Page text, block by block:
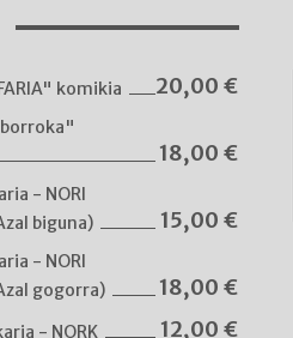
komikia 20,00 €
18,00 €
- NORI
biguna)
15,00 €
- NORI
gogorra)
18,00 €
- NORK 12,00 €